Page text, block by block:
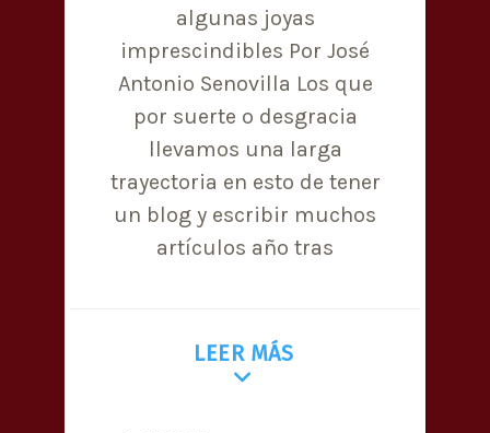
algunas joyas
imprescindibles Por José
Antonio Senovilla Los que
por suerte o desgracia
llevamos una larga
trayectoria en esto de tener
un blog y escribir muchos
artículos año tras
LEER MÁS